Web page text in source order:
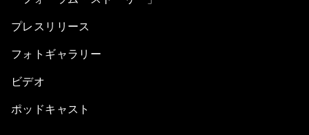
プレスリリース
フォトギャラリー
ビデオ
ポッドキャスト